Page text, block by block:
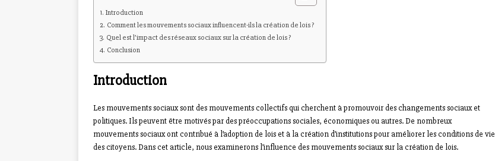
Introduction
Comment les mouvements sociaux influencent-ils la création de lois ?
Quel est l’impact des réseaux sociaux sur la création de lois ?
Conclusion
Introduction
Les mouvements sociaux sont des mouvements collectifs qui cherchent à promouvoir des changements sociaux et
politiques. Ils peuvent être motivés par des préoccupations sociales, économiques ou autres. De nombreux
mouvements sociaux ont contribué à l’adoption de lois et à la création d’institutions pour améliorer les conditions de vie
des citoyens. Dans cet article, nous examinerons l’influence des mouvements sociaux sur la création de lois.